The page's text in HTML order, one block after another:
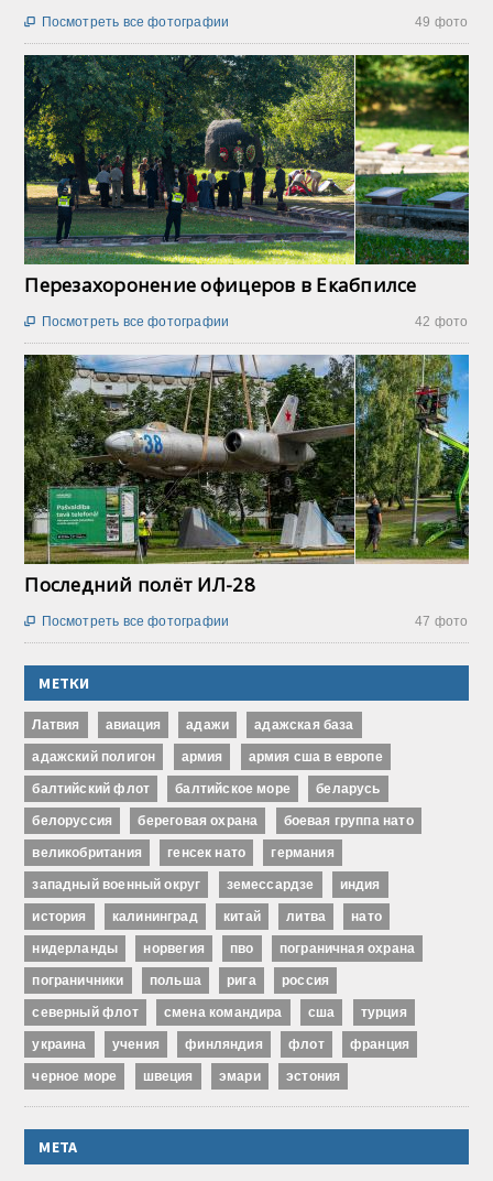
49 фото
 Посмотреть все фотографии
Перезахоронение офицеров в Екабпилсе
42 фото
 Посмотреть все фотографии
Последний полёт ИЛ-28
47 фото
 Посмотреть все фотографии
МЕТКИ
Латвия авиация адажи адажская база
адажский полигон армия армия сша в европе
балтийский флот балтийское море беларусь
белоруссия береговая охрана боевая группа нато
великобритания генсек нато германия
западный военный округ земессардзе индия
история калининград китай литва нато
нидерланды норвегия пво пограничная охрана
пограничники польша рига россия
северный флот смена командира сша турция
украина учения финляндия флот франция
черное море швеция эмари эстония
МЕТА